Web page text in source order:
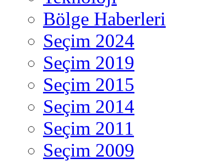
Bölge Haberleri
Seçim 2024
Seçim 2019
Seçim 2015
Seçim 2014
Seçim 2011
Seçim 2009